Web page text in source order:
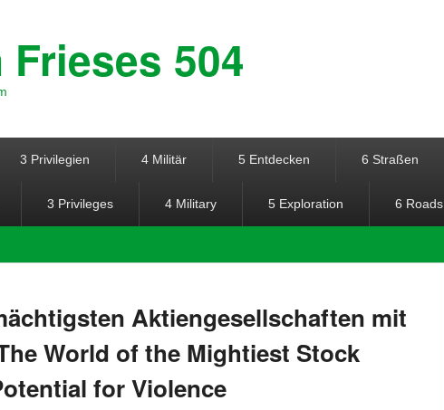
504
3 Privilegien 4 Militär 5 Entdecken 6 Straßen
3 Privileges 4 Military 5 Exploration 6 Roads
Aktiengesellschaften mit
World of the Mightiest Stock
for Violence